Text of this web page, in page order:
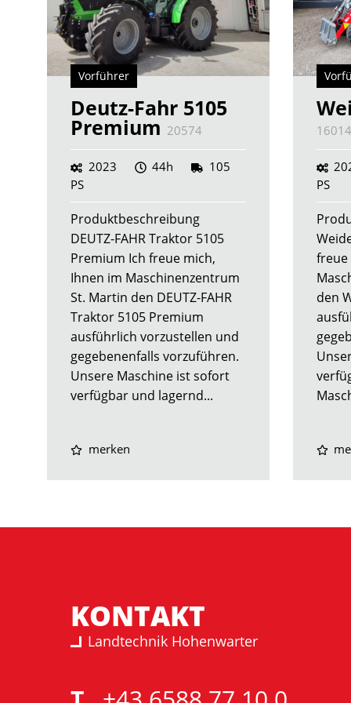
Vorführer
Deutz-Fahr 5105
Premium 20574
2023 44h
105
PS
Produktbeschreibung
DEUTZ-FAHR Traktor 5105
Premium Ich freue mich,
Ihnen im Maschinenzentrum
St. Martin den DEUTZ-FAHR
Traktor 5105 Premium
ausführlich vorzustellen und
gegebenenfalls vorzuführen.
Unsere Maschine ist sofort
verfügbar und lagernd...
merken
16014
PS
freue
den
KONTAKT
Landtechnik Hohenwarter